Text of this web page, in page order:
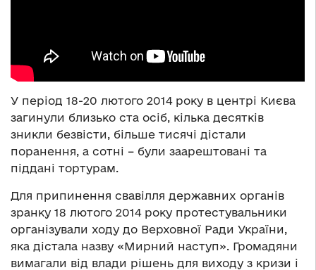
У період 18-20 лютого 2014 року в центрі Києва
загинули близько ста осіб, кілька десятків
зникли безвісти, більше тисячі дістали
поранення, а сотні – були заарештовані та
піддані тортурам.
Для припинення свавілля державних органів
зранку 18 лютого 2014 року протестувальники
організували ходу до Верховної Ради України,
яка дістала назву «Мирний наступ». Громадяни
вимагали від влади рішень для виходу з кризи і